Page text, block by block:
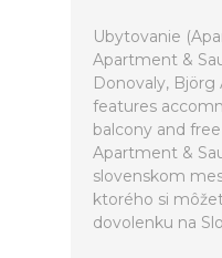
Ubytovanie
Apartment &
Donovaly,
features
balcony and
Apartment &
slovenskom
ktorého si
dovolenku na